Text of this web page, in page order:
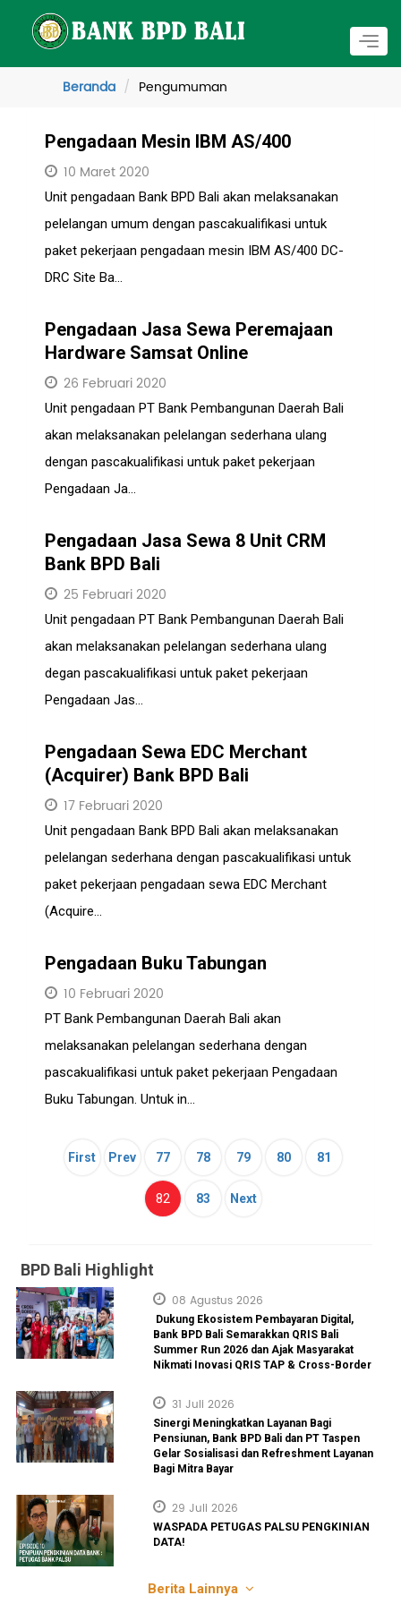
Beranda
Pengumuman
Pengadaan Mesin IBM AS/400
10 Maret 2020
Unit pengadaan Bank BPD Bali akan melaksanakan
pelelangan umum dengan pascakualifikasi untuk
paket pekerjaan pengadaan mesin IBM AS/400 DC-
DRC Site Ba...
Pengadaan Jasa Sewa Peremajaan
Hardware Samsat Online
26 Februari 2020
Unit pengadaan PT Bank Pembangunan Daerah Bali
akan melaksanakan pelelangan sederhana ulang
dengan pascakualifikasi untuk paket pekerjaan
Pengadaan Ja...
Pengadaan Jasa Sewa 8 Unit CRM
Bank BPD Bali
25 Februari 2020
Unit pengadaan PT Bank Pembangunan Daerah Bali
akan melaksanakan pelelangan sederhana ulang
degan pascakualifikasi untuk paket pekerjaan
Pengadaan Jas...
Pengadaan Sewa EDC Merchant
(Acquirer) Bank BPD Bali
17 Februari 2020
Unit pengadaan Bank BPD Bali akan melaksanakan
pelelangan sederhana dengan pascakualifikasi untuk
paket pekerjaan pengadaan sewa EDC Merchant
(Acquire...
Pengadaan Buku Tabungan
10 Februari 2020
PT Bank Pembangunan Daerah Bali akan
melaksanakan pelelangan sederhana dengan
pascakualifikasi untuk paket pekerjaan Pengadaan
Buku Tabungan. Untuk in...
First Prev 77 78 79 80 81
82(current)
83 Next
BPD Bali Highlight
08 Agustus 2026
Dukung Ekosistem Pembayaran Digital,
Bank BPD Bali Semarakkan QRIS Bali
Summer Run 2026 dan Ajak Masyarakat
Nikmati Inovasi QRIS TAP & Cross-Border
31 Juli 2026
Sinergi Meningkatkan Layanan Bagi
Pensiunan, Bank BPD Bali dan PT Taspen
Gelar Sosialisasi dan Refreshment Layanan
Bagi Mitra Bayar
29 Juli 2026
WASPADA PETUGAS PALSU PENGKINIAN
DATA!
Berita Lainnya